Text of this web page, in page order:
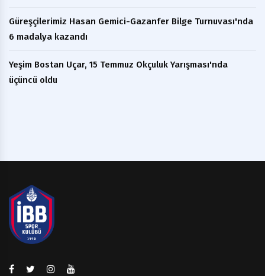
Güreşçilerimiz Hasan Gemici-Gazanfer Bilge Turnuvası'nda
6 madalya kazandı
Yeşim Bostan Uçar, 15 Temmuz Okçuluk Yarışması'nda
üçüncü oldu